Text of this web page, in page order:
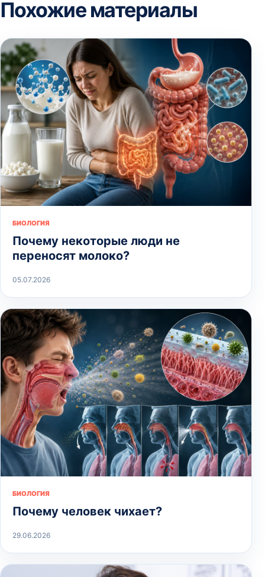
Похожие материалы
БИОЛОГИЯ
Почему некоторые люди не
переносят молоко?
05.07.2026
БИОЛОГИЯ
Почему человек чихает?
29.06.2026